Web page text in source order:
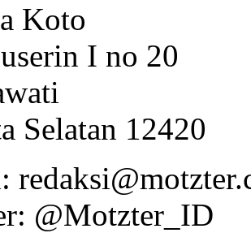
Koto
I no 20
Selatan 12420
@Motzter_ID